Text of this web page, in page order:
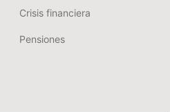
Crisis financiera
Pensiones